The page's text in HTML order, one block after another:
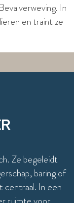
In
en traint ze
Ze begeleidt
baring of
centraal. In een